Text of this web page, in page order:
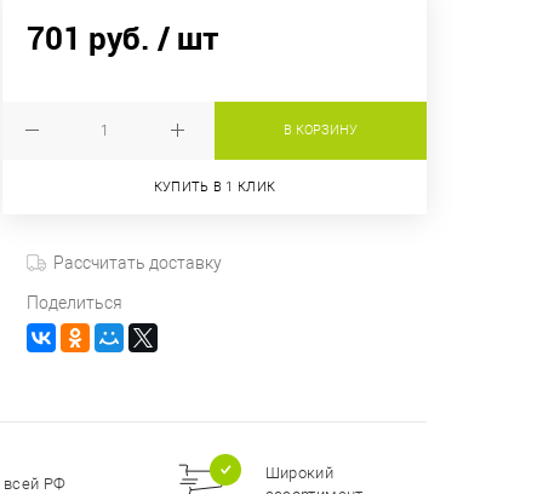
701 руб. / шт
В КОРЗИНУ
КУПИТЬ В 1 КЛИК
Рассчитать доставку
Поделиться
всей РФ
Широкий